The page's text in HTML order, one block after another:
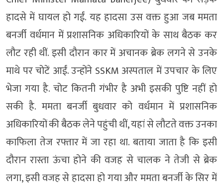
हादसे में घायल हो गईं. यह हादसा उस वक्त हुआ जब ममता
बनर्जी वर्धमान में प्रशासनिक अधिकारियों के साथ बैठक कर
लौट रही थीं. इसी दौरान कार में अचानक ब्रेक लगने से उनके
माथे पर चोटें आईं. उन्होंने SSKM अस्पताल में उपचार के लिए
भेजा गया है. चोट कितनी गंभीर है अभी इसकी पुष्टि नहीं हो
सकी है. ममता बनर्जी बुधवार को वर्धमान में प्रशासनिक
अधिकारियों की बैठक लेने पहुंची थीं, यहां से लौटते वक्त उनका
काफिला तेज रफ्तार में जा रहा था. बताया जाता है कि इसी
दौरान रास्ता ऊंचा होने की वजह से चालक ने तेजी से ब्रेक
लगा, इसी वजह से हादसा हो गया और ममता बनर्जी के सिर में